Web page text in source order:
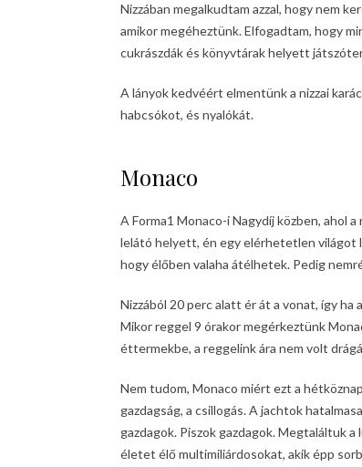
Nizzában megalkudtam azzal, hogy nem
amikor megéheztünk. Elfogadtam, hogy
cukrászdák és könyvtárak helyett
A lányok kedvéért elmentünk a nizzai
habcsókot, és nyalókát.
Monaco
A Forma1 Monaco-i Nagydíj közben, ahol
lelátó helyett, én egy elérhetetlen világot
hogy élőben valaha átélhetek. Pedig
Nizzából 20 perc alatt ér át a vonat, így
Mikor reggel 9 órakor megérkeztünk
éttermekbe, a reggelink ára nem volt
Nem tudom, Monaco miért ezt a
gazdagság, a csillogás. A jachtok
gazdagok. Piszok gazdagok. Megtaláltuk
életet élő multimiliárdosokat, akik épp